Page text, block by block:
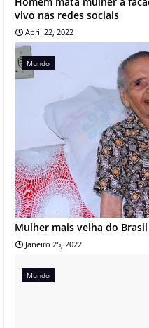
vivo nas redes sociais
Abril 22, 2022
Mundo
Mulher mais velha do
Janeiro 25, 2022
Mundo